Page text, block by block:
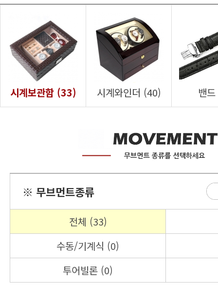
시계보관함 (33) 시계와인더 (40) 밴
※ 무브먼트종류
전체 (33)
수동/기계식 (0)
투어빌론 (0)